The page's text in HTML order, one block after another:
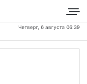
Четверг, 6 августа 06:39